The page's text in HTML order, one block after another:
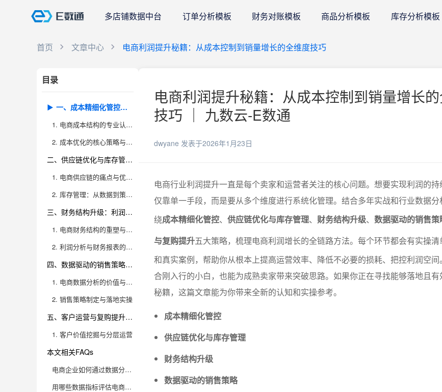
多店铺数据中台 订单分析模板 财务对账模板 商品分析模板 库存分析模板
首页 文章中心 电商利润提升秘籍：从成本控制到销量增长的全维度技巧
目录
一、成本精细化管控：利润提升的第一步
1. 电商成本结构的专业认知与拆解
2. 成本优化的核心策略与落地方法
二、供应链优化与库存管理：稳定利润的保障
1. 电商供应链的痛点与优化方向
2. 库存管理：从数据到策略的全流程升级
三、财务结构升级：利润提升的底层逻辑
1. 电商财务结构的重塑与利润管控
2. 利润分析与财务报表的实操要点
四、数据驱动的销售策略：销量与利润的双重提升
1. 电商数据分析的价值与实操路径
2. 销售策略制定与落地实操
五、客户运营与复购提升：利润增长的持续动力
1. 客户价值挖掘与分层运营
本文相关FAQs
电商企业如何通过数据分析实现精准的成本控制？
用哪些数据指标评估电商销量增长的真实驱动力？
电商利润提升秘籍：从成本控制到销量增长
技巧 ｜ 九数云-E数通
dwyane 发表于2026年1月23日
电商行业利润提升一直是每个卖家和运营者关注的核心问题。想要实现利润的
仅靠单一手段，而是要从多个维度进行系统化管理。结合多年实战和行业数据
绕成本精细化管控、 供应链优化与库存管理、 财务结构升级、 数据驱动的销售策
与复购提升五大策略，梳理电商利润增长的全链路方法。每个环节都会有实操
和真实案例，帮助你从根本上提高运营效率、降低不必要的损耗、把控利润空
合刚入行的小白，也能为成熟卖家带来突破思路。如果你正在寻找能够落地且
秘籍，这篇文章能为你带来全新的认知和实操参考。
成本精细化管控
供应链优化与库存管理
财务结构升级
数据驱动的销售策略